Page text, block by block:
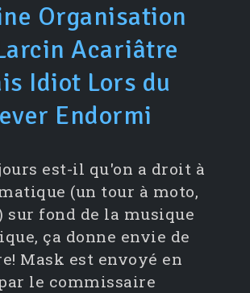
Organisation
Acariâtre
Idiot Lors du
Endormi
est-il qu'on a droit à
(un tour à moto,
sur fond de la musique
ça donne envie de
Mask est envoyé en
le commissaire